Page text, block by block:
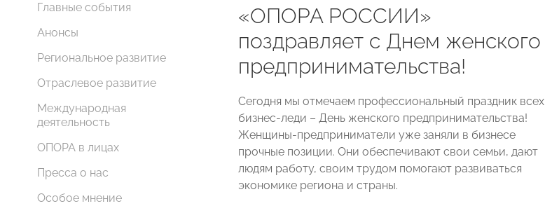
Главные события
Анонсы
Региональное развитие
Отраслевое развитие
Международная
деятельность
ОПОРА в лицах
Пресса о нас
Особое мнение
«ОПОРА РОССИИ»
поздравляет с Днем женского
предпринимательства!
Сегодня мы отмечаем профессиональный праздник всех
бизнес-леди – День женского предпринимательства!
Женщины-предприниматели уже заняли в бизнесе
прочные позиции. Они обеспечивают свои семьи, дают
людям работу, своим трудом помогают развиваться
экономике региона и страны.